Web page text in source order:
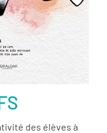
des élèves à